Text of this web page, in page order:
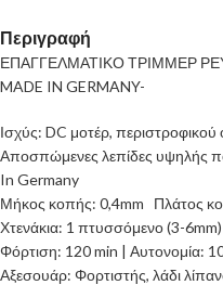
Περιγραφή
ΕΠΑΓΓΕΛΜΑΤΙΚΟ ΤΡΙΜΜΕΡ
MADE IN GERMANY-
Ισχύς: DC μοτέρ,
Αποσπώμενες λεπίδες υψηλής
In Germany
Μήκος κοπής: 0,4mm Πλάτος
Χτενάκια: 1 πτυσσόμενο (3-6mm)
Φόρτιση: 120 min | Αυτονομία:
Αξεσουάρ: Φορτιστής, λάδι